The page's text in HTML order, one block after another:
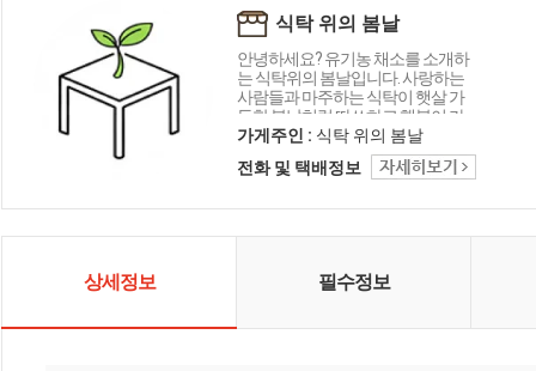
식탁 위의 봄날
안녕하세요? 유기농 채소를 소개하
는 식탁위의 봄날입니다. 사랑하는
사람들과 마주하는 식탁이 햇살 가
득한 봄날처럼 따쓰하고 행복이 가
득하길 바라는 마음으로 건강한 채
가게주인 : 식탁 위의 봄날
전화 및 택배정보
상세정보 필수정보